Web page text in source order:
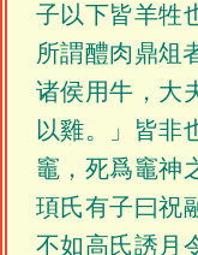
子以下皆羊牲
所謂醴肉鼎俎
诸侯用牛，大
以雞。」皆非
竈，死爲竈神
頊氏有子曰祝
不如高氏誘月